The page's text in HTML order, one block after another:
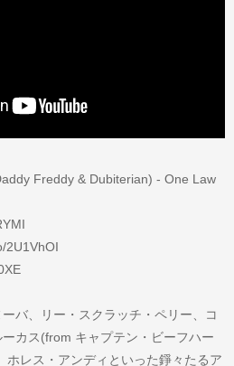
Freddy & Dubiterian) - One Law
2U1VhOI
バ、リー・スクラッチ・ペリー、コ
カス(from キャプテン・ビーフハー
ホレス・アンディといった錚々たるア